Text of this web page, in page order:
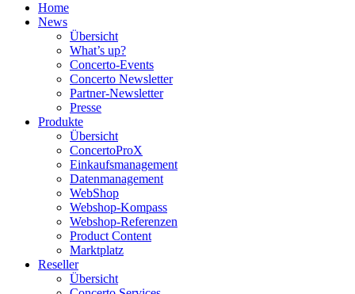
Home
News
Übersicht
What’s up?
Concerto-Events
Concerto Newsletter
Partner-Newsletter
Presse
Produkte
Übersicht
ConcertoProX
Einkaufsmanagement
Datenmanagement
WebShop
Webshop-Kompass
Webshop-Referenzen
Product Content
Marktplatz
Reseller
Übersicht